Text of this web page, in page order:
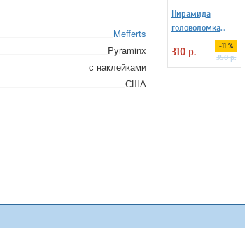
Mefferts
Pyraminx
с наклейками
США
Пирамида
головоломка
3х3х3 классика
310 р. -11 %
350 р.